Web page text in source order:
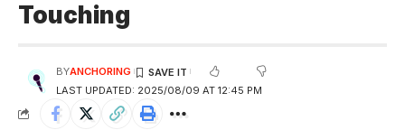
Touching
LAST UPDATED: 2025/08/09 AT 12:45 PM
BYANCHORING